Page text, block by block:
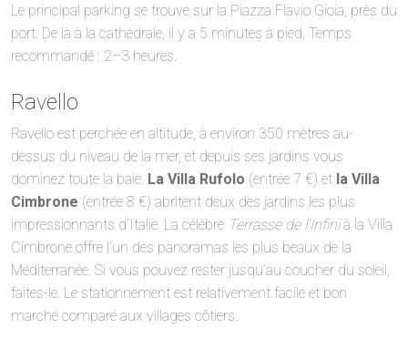
Le principal parking se trouve sur la Piazza Flavio Gioia, près du
port. De là à la cathédrale, il y a 5 minutes à pied. Temps
recommandé : 2–3 heures.
Ravello
Ravello est perchée en altitude, à environ 350 mètres au-
dessus du niveau de la mer, et depuis ses jardins vous
dominez toute la baie. La Villa Rufolo (entrée 7 €) et la Villa
Cimbrone (entrée 8 €) abritent deux des jardins les plus
impressionnants d’Italie. La célèbre Terrasse de l’Infinià la Villa
Cimbrone offre l’un des panoramas les plus beaux de la
Méditerranée. Si vous pouvez rester jusqu’au coucher du soleil,
faites-le. Le stationnement est relativement facile et bon
marché comparé aux villages côtiers.